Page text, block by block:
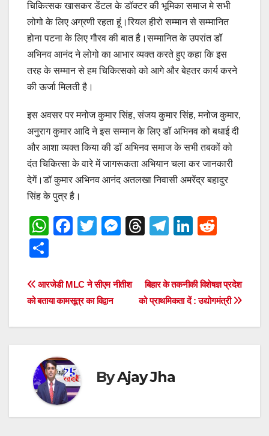
चिकित्सक खासकर डेंटल के डॉक्टर की भूमिका समाज मे सभी
लोगो के लिए अग्रणी रहता हूं।रियल हीरो सम्मान से सम्मानित
होना पटना के लिए गौरव की बात है।सम्मानित के उपरांत डॉ
अभिनव आनंद ने लोगो का आभार व्यक्त करते हुए कहा कि इस
तरह के सम्मान से हम चिकित्सको को आगे और बेहतर कार्य करने
की ऊर्जा मिलती है।
इस अवसर पर मनोज कुमार सिंह, संजय कुमार सिंह, मनोज कुमार,
अनुराग कुमार आदि ने इस सम्मान के लिए डॉ अभिनव को बधाई दी
और आशा व्यक्त किया की डॉ अभिनव समाज के सभी तबकों को
दंत चिकित्सा के वारे में जागरूकता अभियान चला कर जानकारी
देगें।डॉ कुमार अभिनव आनंद अतलखा निवासी अमरेंद्र बहादुर
सिंह के पुत्र है।
W
s
A
p
F
e
b
o
k
T
er
M
e
g
T
a
d
s
T
gr
a
m
Li
e
dI
n
di
t
ar
e
Post
navigation
बिहार के तकनीकी विशेषज्ञ प्रदेश
को प्राथमिकता दें : उद्योगमंत्री
आरजेडी MLC ने सीएम नीतीश
को बताया कामसूत्र का विद्वान
ByAjay Jha